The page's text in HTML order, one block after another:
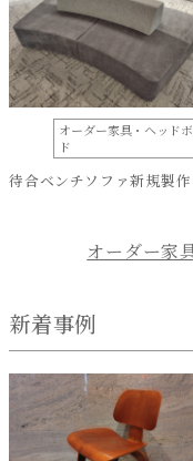
オーダー家具・ヘッド
ド
待合ベンチソファ新規製作
オーダー家
新着事例